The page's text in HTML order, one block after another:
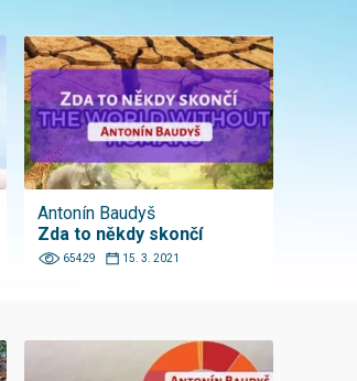
Antonín Baudyš
Zda to někdy skončí
65429 15. 3. 2021